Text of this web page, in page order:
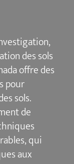
des sols
offre des
pour
sols.
de
qui
aux